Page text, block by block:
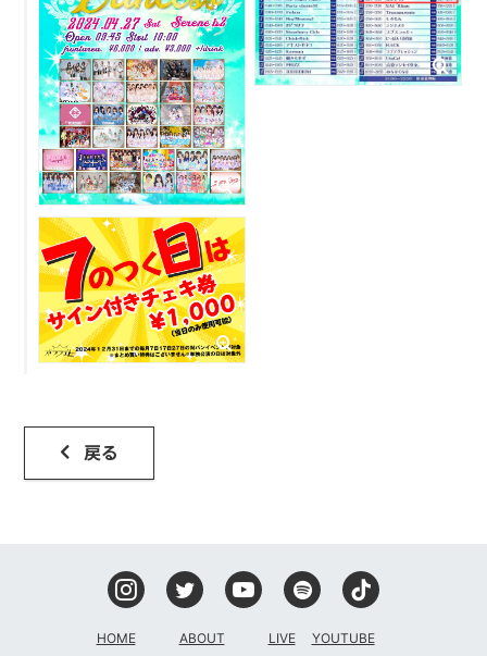
戻る
HOME ABOUT LIVE YOUTUBE